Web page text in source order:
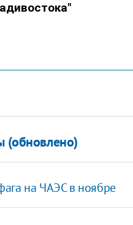
(обновлено)
на ЧАЭС в ноябре